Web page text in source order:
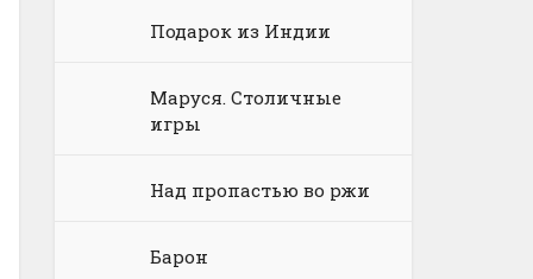
Подарок из Индии
Маруся. Столичные
игры
Над пропастью во ржи
Барон